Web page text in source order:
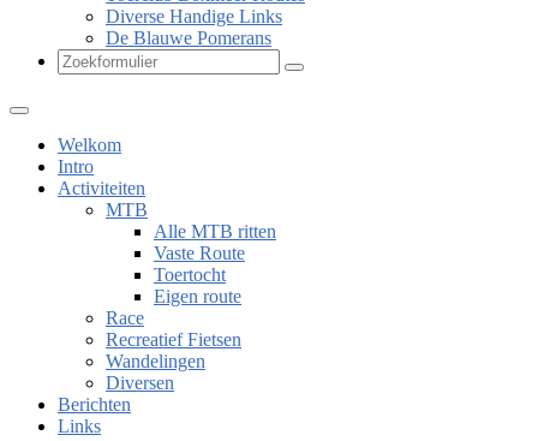
Diverse Handige Links
De Blauwe Pomerans
Zoeken
Welkom
Intro
Activiteiten
MTB
Alle MTB ritten
Vaste Route
Toertocht
Eigen route
Race
Recreatief Fietsen
Wandelingen
Diversen
Berichten
Links